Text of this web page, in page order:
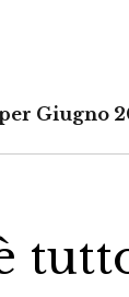
Giugno